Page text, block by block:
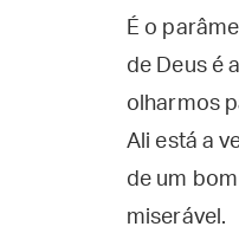
É o
de Deus é
olharmos
Ali está a
de um
miserável.